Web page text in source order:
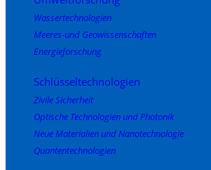
Wassertechnologien
Meeres-und Geowissenschaften
Energieforschung
Schlüsseltechnologien
Zivile Sicherheit
Optische Technologien und Photonik
Neue Materialien und Nanotechnologie
Quantentechnologien